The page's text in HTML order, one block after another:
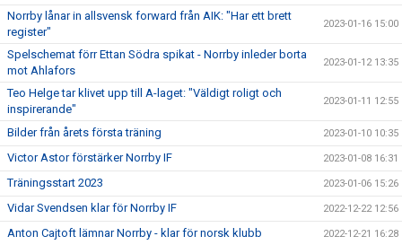
Norrby lånar in allsvensk forward från AIK: "Har ett brett
register"
2023-01-16 15:00
Spelschemat förr Ettan Södra spikat - Norrby inleder borta
mot Ahlafors
2023-01-12 13:35
Teo Helge tar klivet upp till A-laget: "Väldigt roligt och
inspirerande"
2023-01-11 12:55
Bilder från årets första träning 2023-01-10 10:35
Victor Astor förstärker Norrby IF 2023-01-08 16:31
Träningsstart 2023 2023-01-06 15:26
Vidar Svendsen klar för Norrby IF 2022-12-22 12:56
Anton Cajtoft lämnar Norrby - klar för norsk klubb 2022-12-21 16:28